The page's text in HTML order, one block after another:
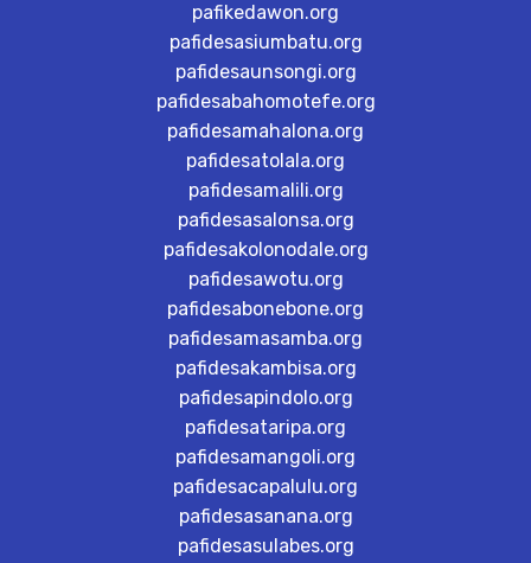
pafikedawon.org
pafidesasiumbatu.org
pafidesaunsongi.org
pafidesabahomotefe.org
pafidesamahalona.org
pafidesatolala.org
pafidesamalili.org
pafidesasalonsa.org
pafidesakolonodale.org
pafidesawotu.org
pafidesabonebone.org
pafidesamasamba.org
pafidesakambisa.org
pafidesapindolo.org
pafidesataripa.org
pafidesamangoli.org
pafidesacapalulu.org
pafidesasanana.org
pafidesasulabes.org